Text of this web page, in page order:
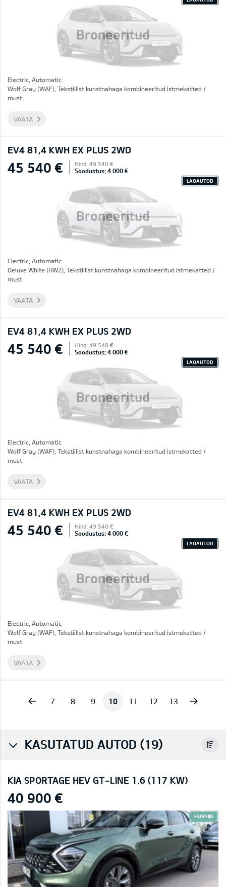
Broneeritud
Electric, Automatic
Wolf Gray (WAF), Tekstiilist kunstnahaga kombineeritud istmekatted /
must
VAATA
EV4 81,4 KWH EX PLUS 2WD
Broneeritud
45 540 € Hind: 49 540 €
Soodustus: 4 000 €
LAOAUTOD
Electric, Automatic
Deluxe White (HW2), Tekstiilist kunstnahaga kombineeritud istmekatted /
must
VAATA
EV4 81,4 KWH EX PLUS 2WD
Broneeritud
45 540 € Hind: 49 540 €
Soodustus: 4 000 €
LAOAUTOD
Electric, Automatic
Wolf Gray (WAF), Tekstiilist kunstnahaga kombineeritud istmekatted /
must
VAATA
EV4 81,4 KWH EX PLUS 2WD
Broneeritud
45 540 € Hind: 49 540 €
Soodustus: 4 000 €
LAOAUTOD
Electric, Automatic
Wolf Gray (WAF), Tekstiilist kunstnahaga kombineeritud istmekatted /
must
VAATA
7 8 9 10 11 12 13
KASUTATUD AUTOD (19)
KIA SPORTAGE HEV GT-LINE 1.6 (117 KW)
40 900 €
HÜBRIID